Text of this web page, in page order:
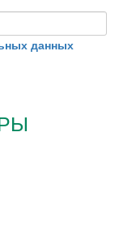
данных